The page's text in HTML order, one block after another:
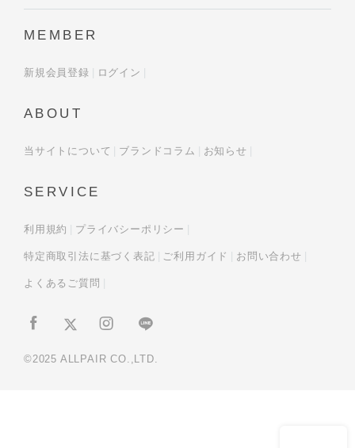
MEMBER
新規会員登録 ログイン
ABOUT
当サイトについて ブランドコラム お知らせ
SERVICE
利用規約 プライバシーポリシー
特定商取引法に基づく表記 ご利用ガイド お問い合わせ
よくあるご質問
©2025 ALLPAIR CO.,LTD.